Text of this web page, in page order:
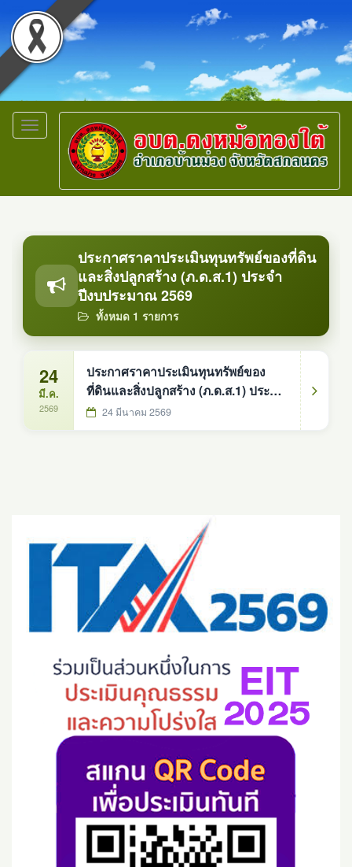
Toggle
navigation
ประกาศราคาประเมินทุนทรัพย์ของที่ดิน
และสิ่งปลูกสร้าง (ภ.ด.ส.1) ประจำ
ปีงบประมาณ 2569
ทั้งหมด 1 รายการ
24
มี.ค.
2569
ประกาศราคาประเมินทุนทรัพย์ของ
ที่ดินและสิ่งปลูกสร้าง (ภ.ด.ส.1) ประจำ
ปีงบประมาณ 2569
24 มีนาคม 2569